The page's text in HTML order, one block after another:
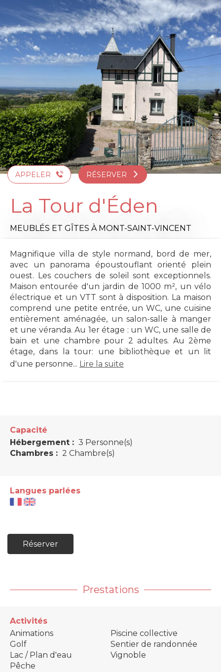
contenu
principal
APPELER RÉSERVER
La Tour d'Éden
MEUBLÉS ET GÎTES À MONT-SAINT-VINCENT
Magnifique villa de style normand, bord de mer,
avec un panorama époustouflant orienté plein
ouest. Les couchers de soleil sont exceptionnels.
Maison entourée d'un jardin de 1000 m², un vélo
électrique et un VTT sont à disposition. La maison
comprend une petite entrée, un WC, une cuisine
entièrement aménagée, un salon-salle à manger
et une véranda. Au 1er étage : un WC, une salle de
bain et une chambre pour 2 adultes. Au 2ème
étage, dans la tour: une bibliothèque et un lit
d'une personne... Lire la suite
Capacité
Hébergement : 3 Personne(s)
Chambres : 2 Chambre(s)
Langues parlées
Réserver
Prestations
Activités
Animations
Golf
Lac / Plan d'eau
Pêche
Piscine collective
Sentier de randonnée
Vignoble